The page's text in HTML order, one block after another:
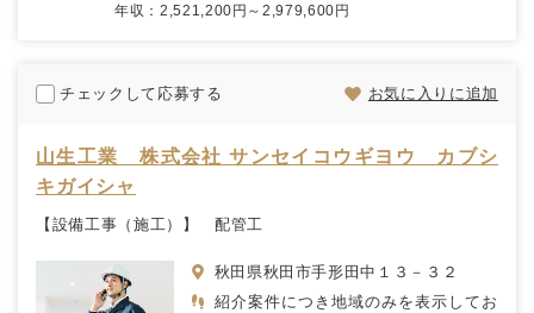
年収：2,521,200円～2,979,600円
チェックして応募する お気に入りに追加
山生工業 株式会社 サンセイコウギヨウ カブシ
キガイシャ
【設備工事（施工）】 配管工
秋田県秋田市手形田中１３－３２
紹介案件につき地域のみを表示してお